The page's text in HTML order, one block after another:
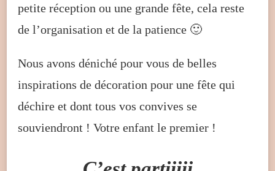
petite réception ou une grande fête, cela reste
de l’organisation et de la patience 🙂
Nous avons déniché pour vous de belles
inspirations de décoration pour une fête qui
déchire et dont tous vos convives se
souviendront ! Votre enfant le premier !